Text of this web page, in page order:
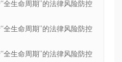
生命周期”的法律风险防控
生命周期”的法律风险防控
生命周期”的法律风险防控